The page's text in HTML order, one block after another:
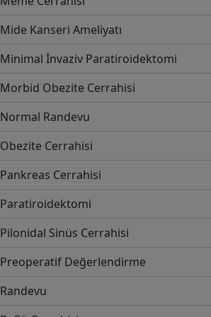
Mide Kanseri Ameliyatı
Minimal İnvaziv Paratiroidektomi
Morbid Obezite Cerrahisi
Normal Randevu
Obezite Cerrahisi
Pankreas Cerrahisi
Paratiroidektomi
Pilonidal Sinüs Cerrahisi
Preoperatif Değerlendirme
Randevu